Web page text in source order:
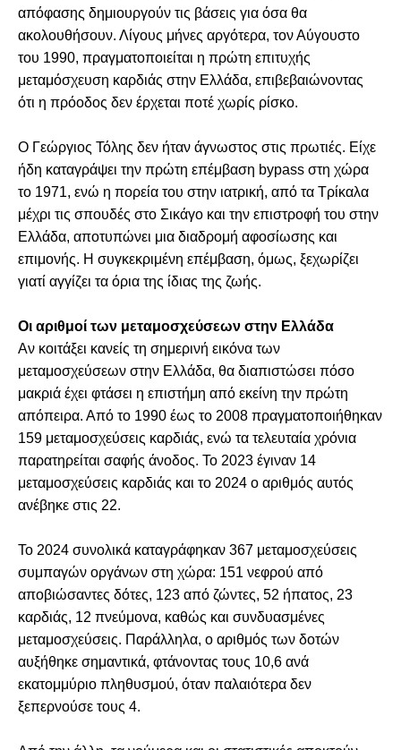
απόφασης δημιουργούν τις βάσεις για όσα θα
ακολουθήσουν. Λίγους μήνες αργότερα, τον Αύγουστο
του 1990, πραγματοποιείται η πρώτη επιτυχής
μεταμόσχευση καρδιάς στην Ελλάδα, επιβεβαιώνοντας
ότι η πρόοδος δεν έρχεται ποτέ χωρίς ρίσκο.
Ο Γεώργιος Τόλης δεν ήταν άγνωστος στις πρωτιές. Είχε
ήδη καταγράψει την πρώτη επέμβαση bypass στη χώρα
το 1971, ενώ η πορεία του στην ιατρική, από τα Τρίκαλα
μέχρι τις σπουδές στο Σικάγο και την επιστροφή του στην
Ελλάδα, αποτυπώνει μια διαδρομή αφοσίωσης και
επιμονής. Η συγκεκριμένη επέμβαση, όμως, ξεχωρίζει
γιατί αγγίζει τα όρια της ίδιας της ζωής.
Οι αριθμοί των μεταμοσχεύσεων στην Ελλάδα
Αν κοιτάξει κανείς τη σημερινή εικόνα των
μεταμοσχεύσεων στην Ελλάδα, θα διαπιστώσει πόσο
μακριά έχει φτάσει η επιστήμη από εκείνη την πρώτη
απόπειρα. Από το 1990 έως το 2008 πραγματοποιήθηκαν
159 μεταμοσχεύσεις καρδιάς, ενώ τα τελευταία χρόνια
παρατηρείται σαφής άνοδος. Το 2023 έγιναν 14
μεταμοσχεύσεις καρδιάς και το 2024 ο αριθμός αυτός
ανέβηκε στις 22.
Το 2024 συνολικά καταγράφηκαν 367 μεταμοσχεύσεις
συμπαγών οργάνων στη χώρα: 151 νεφρού από
αποβιώσαντες δότες, 123 από ζώντες, 52 ήπατος, 23
καρδιάς, 12 πνεύμονα, καθώς και συνδυασμένες
μεταμοσχεύσεις. Παράλληλα, ο αριθμός των δοτών
αυξήθηκε σημαντικά, φτάνοντας τους 10,6 ανά
εκατομμύριο πληθυσμού, όταν παλαιότερα δεν
ξεπερνούσε τους 4.